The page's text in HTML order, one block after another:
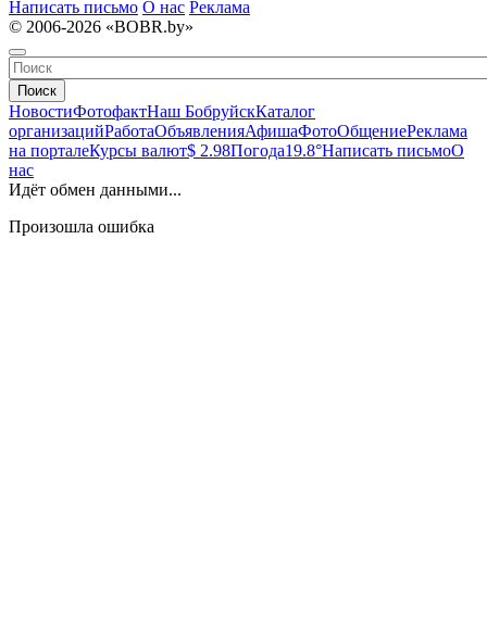
Написать письмо О нас Реклама
© 2006-2026 «BOBR.by»
Поиск
НовостиФотофактНаш БобруйскКаталог
организацийРаботаОбъявленияАфишаФотоОбщениеРеклама
на порталеКурсы валют$ 2.98Погода19.8°Написать письмоО
нас
Идёт обмен данными...
Произошла ошибка